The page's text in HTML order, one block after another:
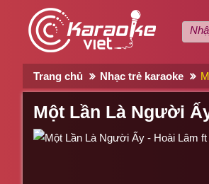
Trang chủ Nhạc trẻ karaoke
Một Lần Là Người